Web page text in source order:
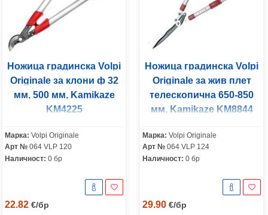
Ножица градинска Volpi
Originale за клони ф 32
мм, 500 мм, Kamikaze
KM4225
Марка: Volpi Originale
Арт № 064 VLP 120
Наличност: 0 бр
22.82 €/бр
Ножица градинска Volpi
Originale за жив плет
телескопична 650-850
мм, Kamikaze KM8844
Марка: Volpi Originale
Арт № 064 VLP 124
Наличност: 0 бр
29.90 €/бр